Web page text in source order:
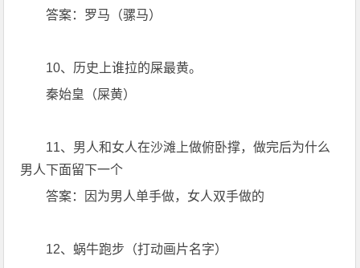
答案：罗马（骡马）
10、历史上谁拉的屎最黄。
秦始皇（屎黄）
11、男人和女人在沙滩上做俯卧撑，做完后为什么
男人下面留下一个
答案：因为男人单手做，女人双手做的
12、蜗牛跑步（打动画片名字）